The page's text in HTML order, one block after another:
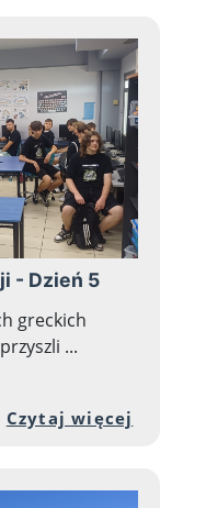
Dzień 8artykułu:
- Dzień 5
greckich
...
Czytaj więcej